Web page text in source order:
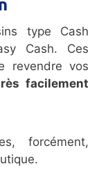
type Cash
Cash. Ces
revendre vos
facilement
forcément,